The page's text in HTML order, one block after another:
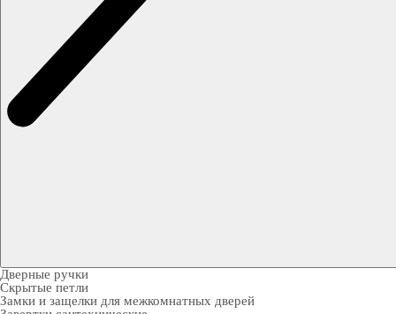
Дверные ручки
Скрытые петли
Замки и защелки для межкомнатных дверей